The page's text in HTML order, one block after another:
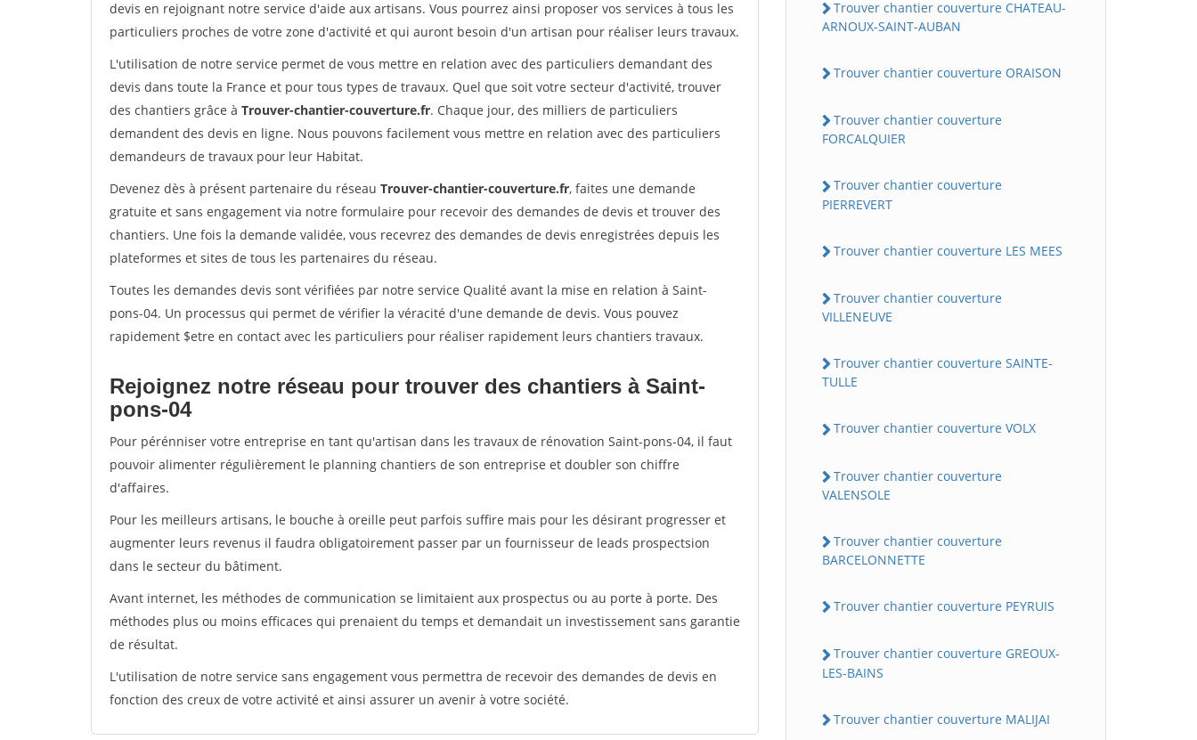
devis en rejoignant notre service d'aide aux artisans. Vous pourrez ainsi proposer vos services à tous les
particuliers proches de votre zone d'activité et qui auront besoin d'un artisan pour réaliser leurs travaux.
L'utilisation de notre service permet de vous mettre en relation avec des particuliers demandant des
devis dans toute la France et pour tous types de travaux. Quel que soit votre secteur d'activité, trouver
des chantiers grâce à Trouver-chantier-couverture.fr. Chaque jour, des milliers de particuliers
demandent des devis en ligne. Nous pouvons facilement vous mettre en relation avec des particuliers
demandeurs de travaux pour leur Habitat.
Devenez dès à présent partenaire du réseau Trouver-chantier-couverture.fr, faites une demande
gratuite et sans engagement via notre formulaire pour recevoir des demandes de devis et trouver des
chantiers. Une fois la demande validée, vous recevrez des demandes de devis enregistrées depuis les
plateformes et sites de tous les partenaires du réseau.
Toutes les demandes devis sont vérifiées par notre service Qualité avant la mise en relation à Saint-
pons-04. Un processus qui permet de vérifier la véracité d'une demande de devis. Vous pouvez
rapidement $etre en contact avec les particuliers pour réaliser rapidement leurs chantiers travaux.
Rejoignez notre réseau pour trouver des chantiers à Saint-
pons-04
Pour pérénniser votre entreprise en tant qu'artisan dans les travaux de rénovation Saint-pons-04, il faut
pouvoir alimenter régulièrement le planning chantiers de son entreprise et doubler son chiffre
d'affaires.
Pour les meilleurs artisans, le bouche à oreille peut parfois suffire mais pour les désirant progresser et
augmenter leurs revenus il faudra obligatoirement passer par un fournisseur de leads prospectsion
dans le secteur du bâtiment.
Avant internet, les méthodes de communication se limitaient aux prospectus ou au porte à porte. Des
méthodes plus ou moins efficaces qui prenaient du temps et demandait un investissement sans garantie
de résultat.
L'utilisation de notre service sans engagement vous permettra de recevoir des demandes de devis en
fonction des creux de votre activité et ainsi assurer un avenir à votre société.
Trouver chantier couverture CHATEAU-
ARNOUX-SAINT-AUBAN
Trouver chantier couverture ORAISON
Trouver chantier couverture
FORCALQUIER
Trouver chantier couverture
PIERREVERT
Trouver chantier couverture LES MEES
Trouver chantier couverture
VILLENEUVE
Trouver chantier couverture SAINTE-
TULLE
Trouver chantier couverture VOLX
Trouver chantier couverture
VALENSOLE
Trouver chantier couverture
BARCELONNETTE
Trouver chantier couverture PEYRUIS
Trouver chantier couverture GREOUX-
LES-BAINS
Trouver chantier couverture MALIJAI